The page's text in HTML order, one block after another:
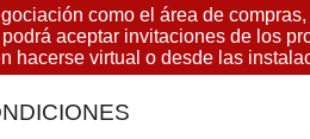
como el área de
aceptar invitaciones de los
hacerse virtual o desde las